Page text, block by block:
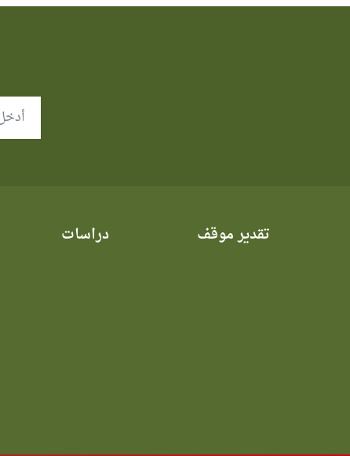
تقدير موقف دراسات